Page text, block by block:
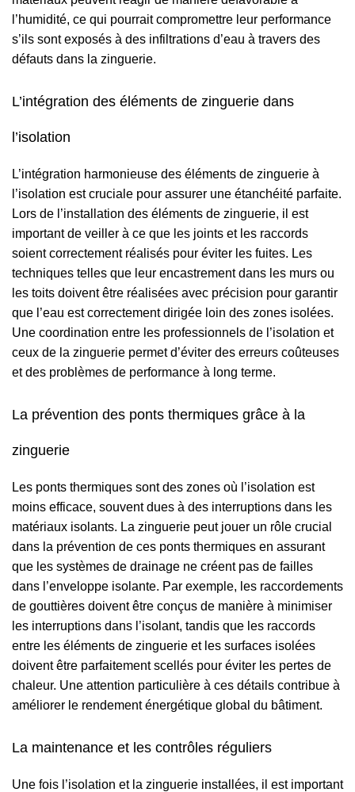
l’humidité, ce qui pourrait compromettre leur performance
s’ils sont exposés à des infiltrations d’eau à travers des
défauts dans la zinguerie.
L’intégration des éléments de zinguerie dans
l’isolation
L’intégration harmonieuse des éléments de zinguerie à
l’isolation est cruciale pour assurer une étanchéité parfaite.
Lors de l’installation des éléments de zinguerie, il est
important de veiller à ce que les joints et les raccords
soient correctement réalisés pour éviter les fuites. Les
techniques telles que leur encastrement dans les murs ou
les toits doivent être réalisées avec précision pour garantir
que l’eau est correctement dirigée loin des zones isolées.
Une coordination entre les professionnels de l’isolation et
ceux de la zinguerie permet d’éviter des erreurs coûteuses
et des problèmes de performance à long terme.
La prévention des ponts thermiques grâce à la
zinguerie
Les ponts thermiques sont des zones où l’isolation est
moins efficace, souvent dues à des interruptions dans les
matériaux isolants. La zinguerie peut jouer un rôle crucial
dans la prévention de ces ponts thermiques en assurant
que les systèmes de drainage ne créent pas de failles
dans l’enveloppe isolante. Par exemple, les raccordements
de gouttières doivent être conçus de manière à minimiser
les interruptions dans l’isolant, tandis que les raccords
entre les éléments de zinguerie et les surfaces isolées
doivent être parfaitement scellés pour éviter les pertes de
chaleur. Une attention particulière à ces détails contribue à
améliorer le rendement énergétique global du bâtiment.
La maintenance et les contrôles réguliers
Une fois l’isolation et la zinguerie installées, il est important